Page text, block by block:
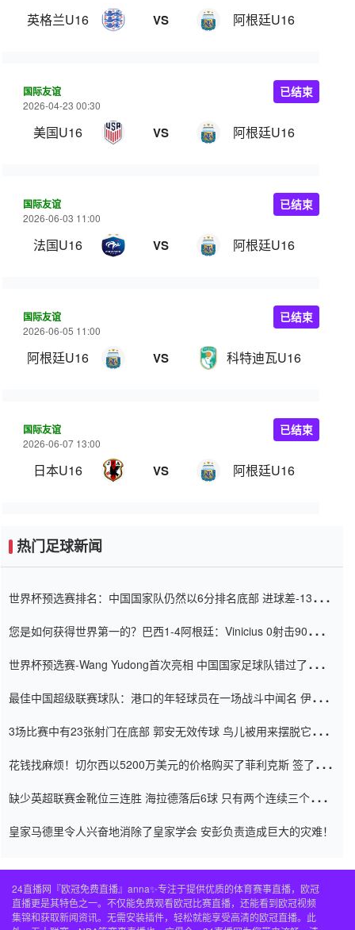
英格兰U16 VS 阿根廷U16
国际友谊
2026-04-23 00:30
美国U16 VS 阿根廷U16
已结束
国际友谊
2026-06-03 11:00
法国U16 VS 阿根廷U16
已结束
国际友谊
2026-06-05 11:00
阿根廷U16 VS 科特迪瓦U16
已结束
国际友谊
2026-06-07 13:00
日本U16 VS 阿根廷U16
已结束
热门足球新闻
世界杯预选赛排名：中国国家队仍然以6分排名底部 进球差-13令人
您是如何获得世界第一的？巴西1-4阿根廷：Vinicius 0射击90分钟
世界杯预选赛-Wang Yudong首次亮相 中国国家足球队错过了世界
最佳中国超级联赛球队：港口的年轻球员在一场战斗中闻名 伊万放
3场比赛中有23张射门在底部 郭安无效传球 鸟儿被用来摆脱它
花钱找麻烦！切尔西以5200万美元的价格购买了菲利克斯 签了7年
缺少英超联赛金靴位三连胜 海拉德落后6球 只有两个连续三个连续
皇家马德里令人兴奋地消除了皇家学会 安彭负责造成巨大的灾难！
24直播网『欧冠免费直播』anna✨专注于提供优质的体育赛事直播，欧冠
直播更是其特色之一。不仅能免费观看欧冠比赛直播，还能看到欧冠视频
集锦和获取新闻资讯。无需安装插件，轻松就能享受高清的欧冠直播。此